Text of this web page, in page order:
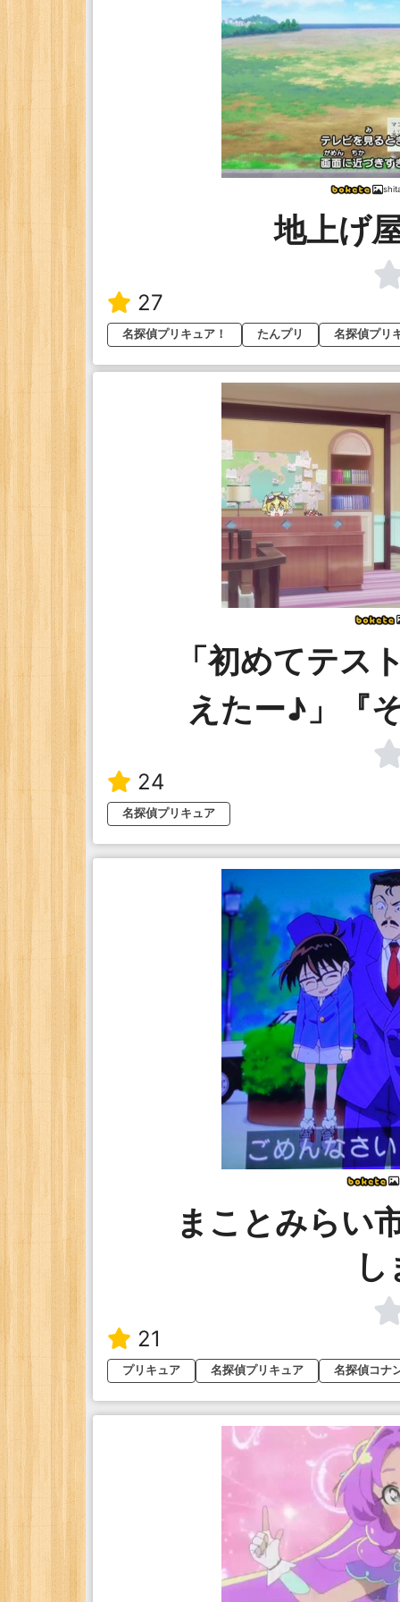
地上げ
27
名探偵プリキュア！ たんプリ 名探偵プリ
「初めてテス
えたー♪」『
24
名探偵プリキュア
まことみらい
21
プリキュア 名探偵プリキュア 名探偵コナ